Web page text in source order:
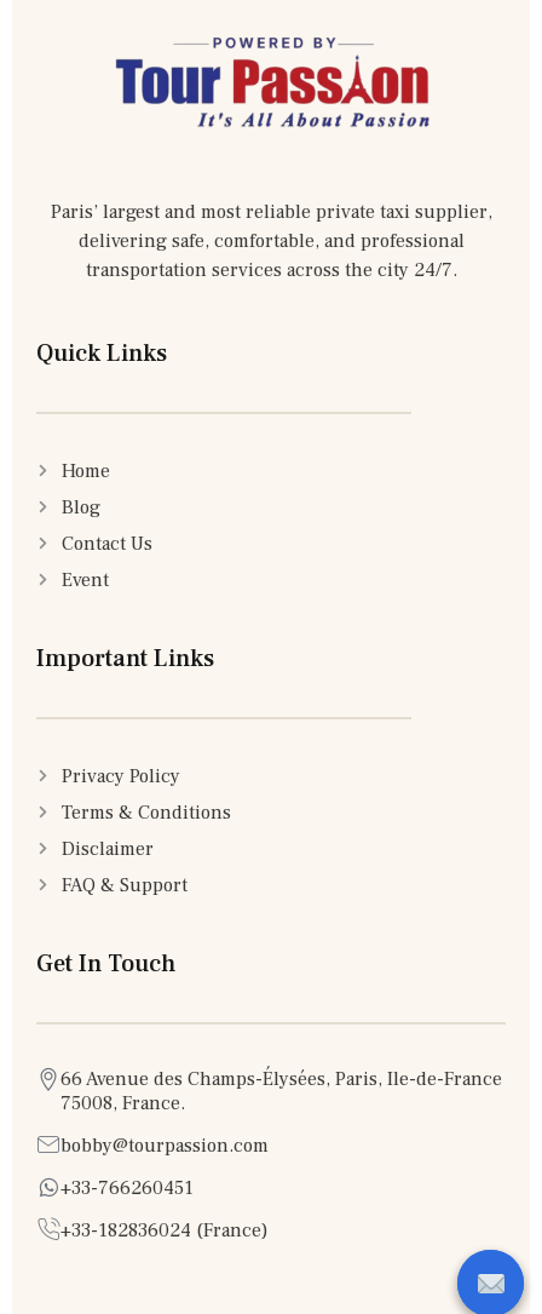
Paris’ largest and most reliable private taxi supplier,
delivering safe, comfortable, and professional
transportation services across the city 24/7.
Quick Links
Home
Blog
Contact Us
Event
Important Links
Privacy Policy
Terms & Conditions
Disclaimer
FAQ & Support
Get In Touch
66 Avenue des Champs-Élysées, Paris, Ile-de-France
75008, France.
bobby@tourpassion.com
+33-766260451
+33-182836024 (France)